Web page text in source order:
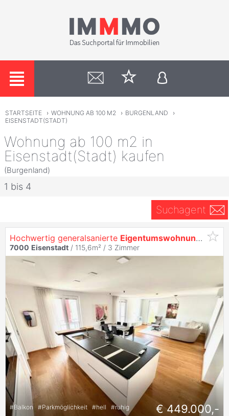
STARTSEITE › WOHNUNG AB 100 M2 › BURGENLAND
›
EISENSTADT(STADT)
Wohnung ab 100 m2 in
Eisenstadt(Stadt) kaufen
(Burgenland)
1 bis 4
Suchagent
Hochwertig generalsanierte Eigentumswohnung mit
7000 Eisenstadt / 115,6m² / 3 Zimmer
#Balkon #Parkmöglichkeit #hell #ruhig € 449.000,-